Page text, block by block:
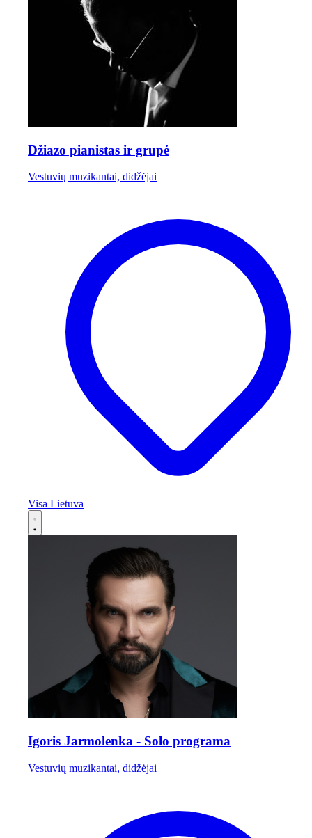
Džiazo pianistas ir grupė
Vestuvių muzikantai, didžėjai
Visa Lietuva
Igoris Jarmolenka - Solo programa
Vestuvių muzikantai, didžėjai